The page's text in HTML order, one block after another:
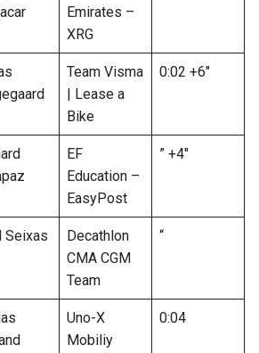
Emirates –
XRG
Team Visma
| Lease a
Bike
0:02 +6″
EF
Education –
EasyPost
” +4″
Seixas
Decathlon
CMA CGM
Team
“
Uno-X
Mobiliy
0:04